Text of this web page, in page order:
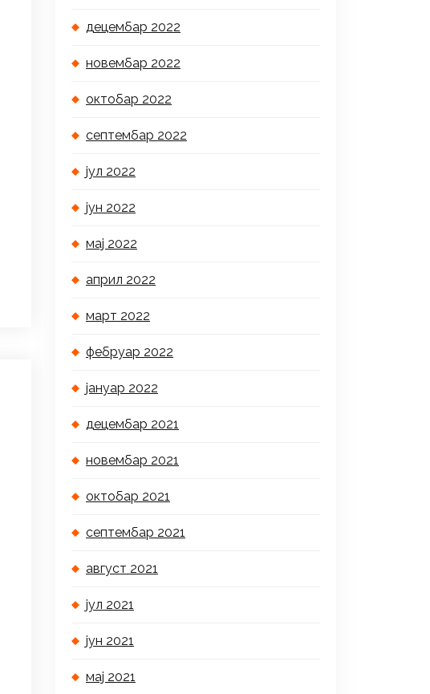
децембар 2022
новембар 2022
октобар 2022
септембар 2022
јул 2022
јун 2022
мај 2022
април 2022
март 2022
фебруар 2022
јануар 2022
децембар 2021
новембар 2021
октобар 2021
септембар 2021
август 2021
јул 2021
јун 2021
мај 2021